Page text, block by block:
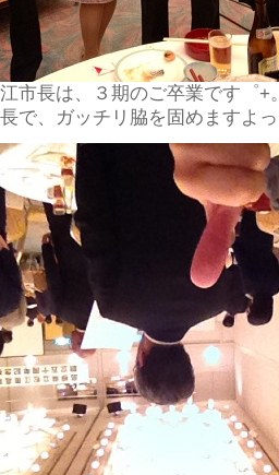
市長は、３期のご卒業です゜+
で、ガッチリ脇を固めますよ